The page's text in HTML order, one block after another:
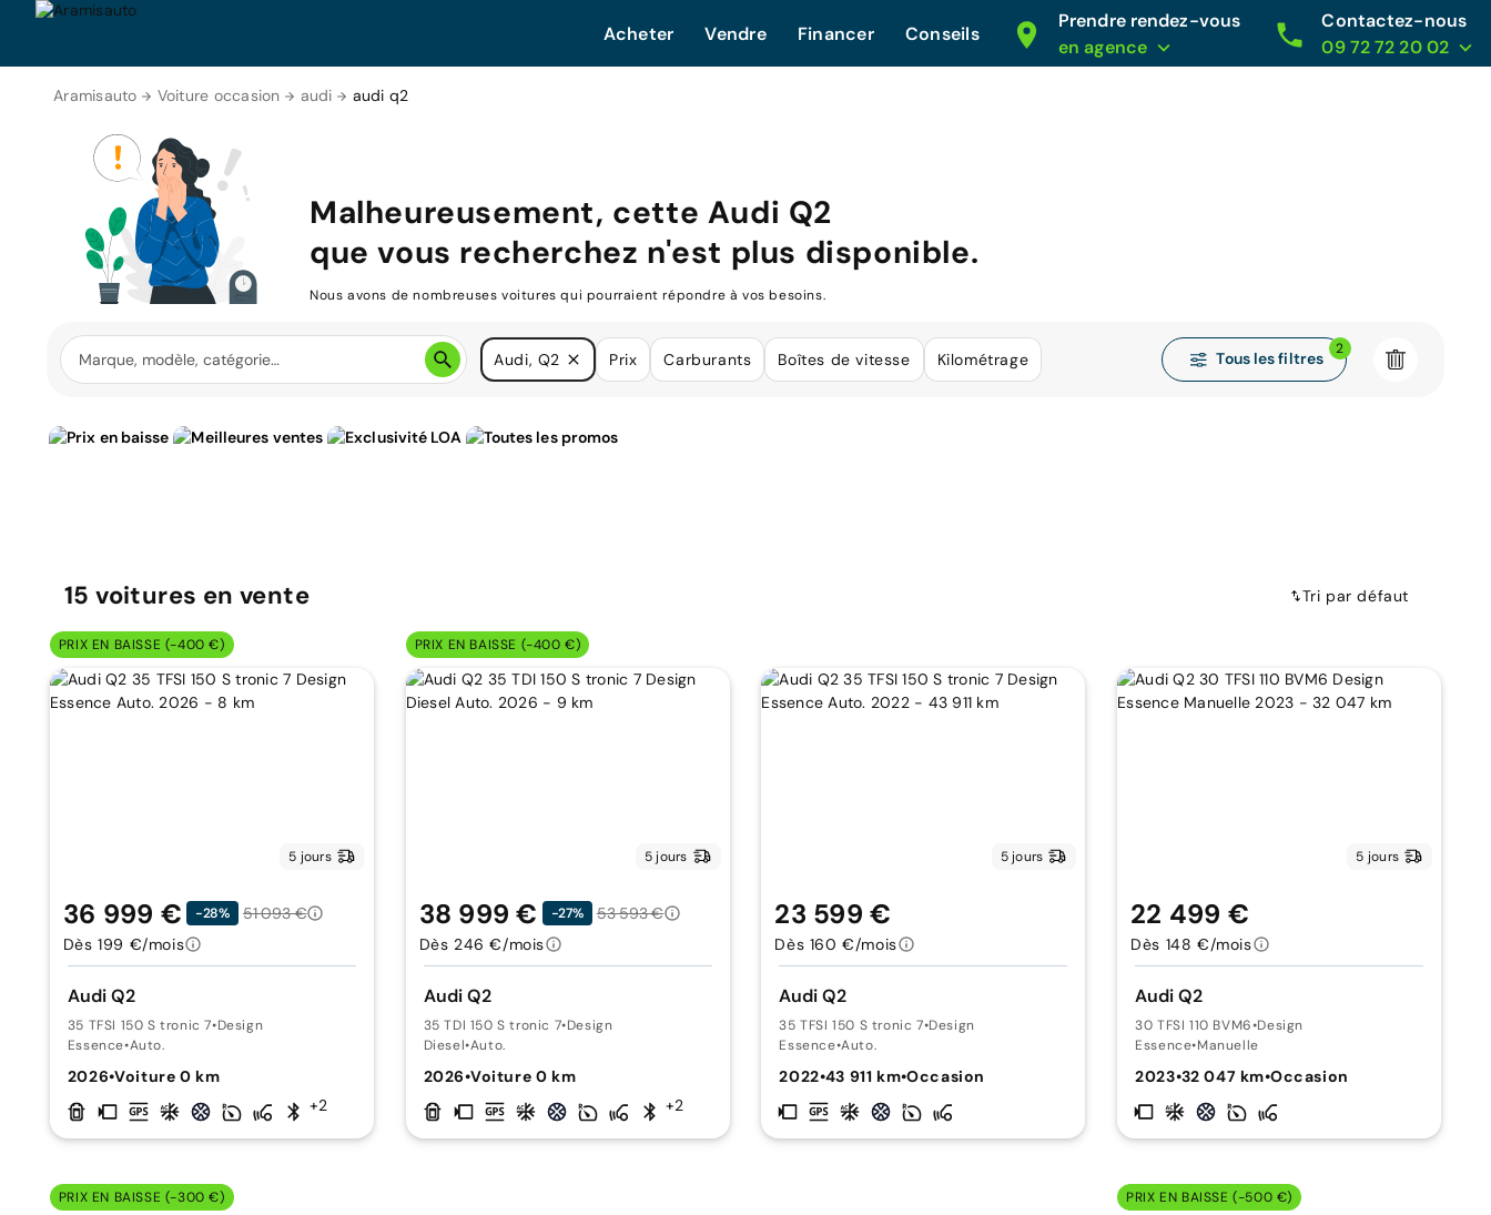
Acheter Vendre Financer Conseils
Prendre rendez-vous
en agence
Contactez-nous
09 72 72 20 02
Aramisauto Voiture occasion audi audi q2
Malheureusement, cette Audi Q2
que vous recherchez n'est plus disponible.
Nous avons de nombreuses voitures qui pourraient répondre à vos besoins.
Audi, Q2 Prix Carburants Boîtes de vitesse Kilométrage Tous les filtres
2
15voitures en vente Tri par défaut
PRIX EN BAISSE (-400 €)
5 jours
Audi Q2
35 TFSI 150 S tronic 7•Design
Essence•Auto.
2026•Voiture 0 km
+2
36 999 € -28%
51 093 €
Dès 199 €/mois
PRIX EN BAISSE (-400 €)
5 jours
Audi Q2
35 TDI 150 S tronic 7•Design
Diesel•Auto.
2026•Voiture 0 km
+2
38 999 € -27%
53 593 €
Dès 246 €/mois
5 jours
Audi Q2
35 TFSI 150 S tronic 7•Design
Essence•Auto.
2022•43 911 km•Occasion
23 599 €
Dès 160 €/mois
5 jours
Audi Q2
30 TFSI 110 BVM6•Design
Essence•Manuelle
2023•32 047 km•Occasion
22 499 €
Dès 148 €/mois
PRIX EN BAISSE (-300 €) PRIX EN BAISSE (-500 €)